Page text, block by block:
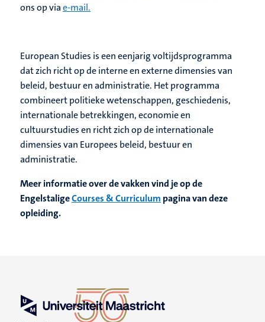
ons op viae-mail.
European Studies is een eenjarig voltijdsprogramma
dat zich richt op de interne en externe dimensies van
beleid, bestuur en administratie. Het programma
combineert politieke wetenschappen, geschiedenis,
internationale betrekkingen, economie en
cultuurstudies en richt zich op de internationale
dimensies van Europees beleid, bestuur en
administratie.
Meer informatie over de vakken vind je op de
EngelstaligeCourses & Curriculum pagina van deze
opleiding.